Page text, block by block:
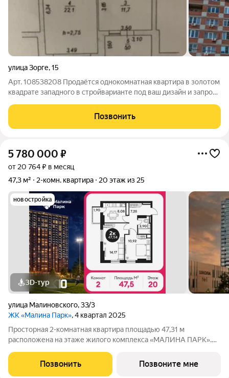
улица Зорге,15
Арт. 108538208 Продаётся однокомнатная квартира в золотом
квадрате западного в стройварианте под ваш дизайн и запрос
развитая инфраструктура и в шаговой доступности: рынок
Привоз, институт ЮФУ,
Позвонить
5 780 000 ₽
от 20 764 ₽ в месяц
47,3 м²
2-комн. квартира 20 этаж из 25
новостройка
3D-тур
улица Малиновского,33/3
ЖК «Малина Парк», 4 квартал 2025
Просторная 2-комнатная квартира площадью 47,31 м
расположена на этаже жилого комплекса «МАЛИНА ПАРК».
удобства готовки. Светлые жилые комнаты общей площадью
м создают уютную атмосферу для отдыха и
Позвонить Позвоните мне